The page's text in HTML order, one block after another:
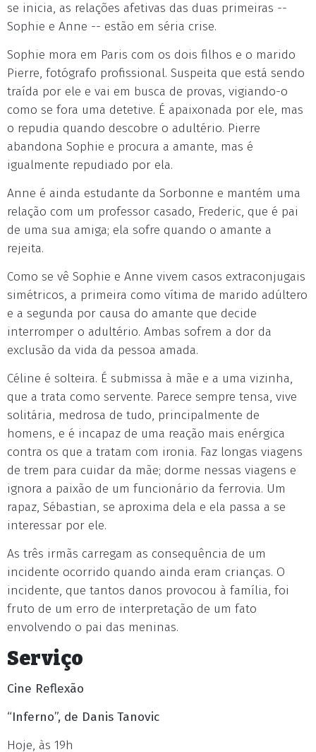
se inicia, as relações afetivas das duas primeiras --
Sophie e Anne -- estão em séria crise.
Sophie mora em Paris com os dois filhos e o marido
Pierre, fotógrafo profissional. Suspeita que está sendo
traída por ele e vai em busca de provas, vigiando-o
como se fora uma detetive. É apaixonada por ele, mas
o repudia quando descobre o adultério. Pierre
abandona Sophie e procura a amante, mas é
igualmente repudiado por ela.
Anne é ainda estudante da Sorbonne e mantém uma
relação com um professor casado, Frederic, que é pai
de uma sua amiga; ela sofre quando o amante a
rejeita.
Como se vê Sophie e Anne vivem casos extraconjugais
simétricos, a primeira como vítima de marido adúltero
e a segunda por causa do amante que decide
interromper o adultério. Ambas sofrem a dor da
exclusão da vida da pessoa amada.
Céline é solteira. É submissa à mãe e a uma vizinha,
que a trata como servente. Parece sempre tensa, vive
solitária, medrosa de tudo, principalmente de
homens, e é incapaz de uma reação mais enérgica
contra os que a tratam com ironia. Faz longas viagens
de trem para cuidar da mãe; dorme nessas viagens e
ignora a paixão de um funcionário da ferrovia. Um
rapaz, Sébastian, se aproxima dela e ela passa a se
interessar por ele.
As três irmãs carregam as consequência de um
incidente ocorrido quando ainda eram crianças. O
incidente, que tantos danos provocou à família, foi
fruto de um erro de interpretação de um fato
envolvendo o pai das meninas.
Serviço
Cine Reflexão
“Inferno”, de Danis Tanovic
Hoje, às 19h